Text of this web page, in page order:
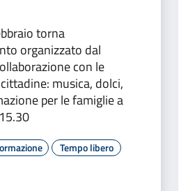
torna
organizzato dal
con le
musica, dolci,
per le famiglie a
Tempo libero